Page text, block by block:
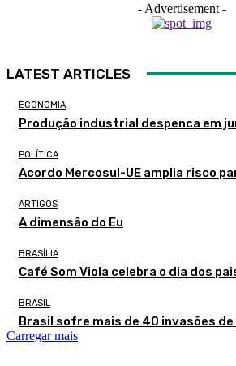
- Advertisement -
LATEST ARTICLES
ECONOMIA
Produção industrial despenca em
POLÍTICA
Acordo Mercosul-UE amplia risco
ARTIGOS
A dimensão do Eu
BRASÍLIA
Café Som Viola celebra o dia dos
BRASIL
Brasil sofre mais de 40 invasões
Carregar mais